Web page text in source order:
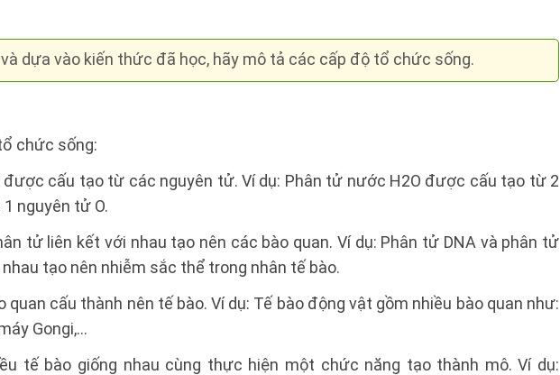
dựa vào kiến thức đã học, hãy mô tả các cấp độ tổ chức sống.
chức sống:
được cấu tạo từ các nguyên tử. Ví dụ: Phân tử nước H2O được cấu tạo từ 2
nguyên tử O.
tử liên kết với nhau tạo nên các bào quan. Ví dụ: Phân tử DNA và phân tử
tạo nên nhiễm sắc thể trong nhân tế bào.
quan cấu thành nên tế bào. Ví dụ: Tế bào động vật gồm nhiều bào quan như:
Gongi,…
tế bào giống nhau cùng thực hiện một chức năng tạo thành mô. Ví dụ: